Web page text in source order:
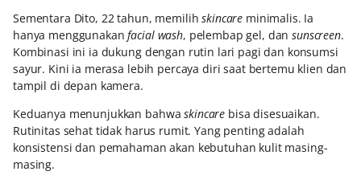
Sementara Dito, 22 tahun, memilihskincare minimalis. Ia
hanya menggunakanfacial wash, pelembap gel, dansunscreen.
Kombinasi ini ia dukung dengan rutin lari pagi dan konsumsi
sayur. Kini ia merasa lebih percaya diri saat bertemu klien dan
tampil di depan kamera.
Keduanya menunjukkan bahwaskincare bisa disesuaikan.
Rutinitas sehat tidak harus rumit. Yang penting adalah
konsistensi dan pemahaman akan kebutuhan kulit masing-
masing.